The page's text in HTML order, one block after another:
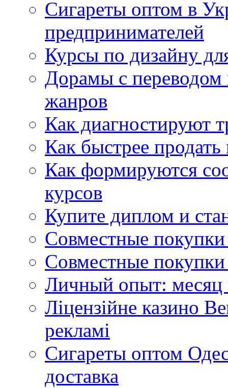
Сигареты оптом в
предпринимателей
Курсы по дизайну
Дорамы с переводом
жанров
Как диагностируют
Как быстрее
Как формируются
курсов
Купите диплом и
Совместные
Совместные покупки
Личный опыт: месяц
Ліцензійне казино
рекламі
Сигареты оптом
доставка